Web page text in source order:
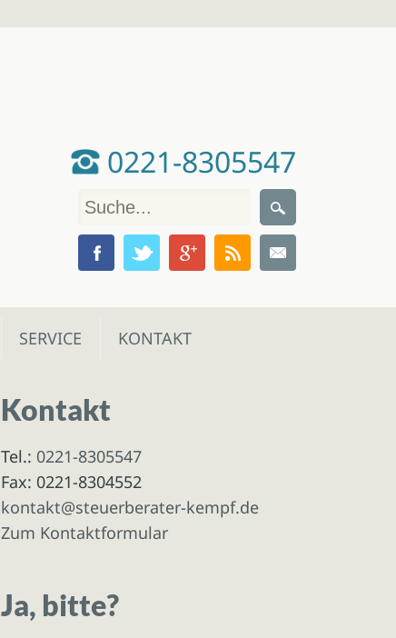
0221-8305547
SERVICE KONTAKT
Kontakt
Tel.: 0221-8305547
Fax: 0221-8304552
kontakt@steuerberater-kempf.de
Zum Kontaktformular
Ja, bitte?